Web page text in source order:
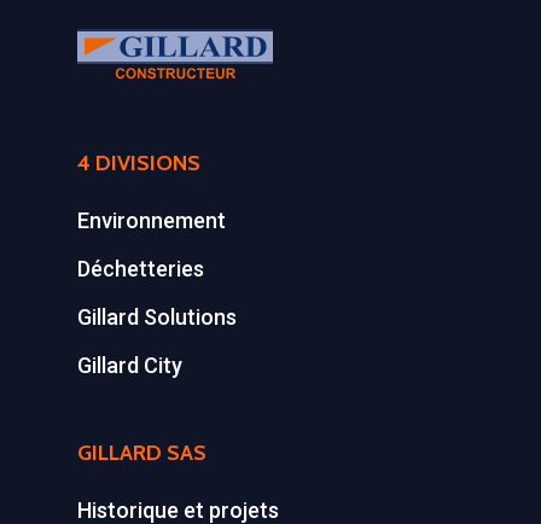
4 DIVISIONS
Environnement
Déchetteries
Gillard Solutions
Gillard City
GILLARD SAS
Historique et projets